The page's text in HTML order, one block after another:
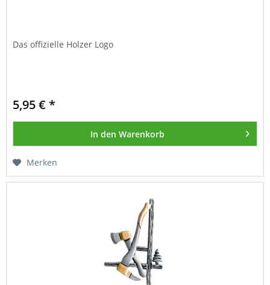
Das offizielle Holzer Logo
5,95 € *
In den Warenkorb
Merken